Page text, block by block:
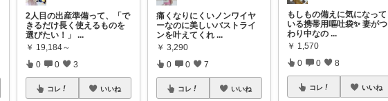
2人目の出産準備って、「で
きるだけ長く使えるものを
選びたい！」
...
￥ 19,184～
0 0 3
コレ いいね
痛くなりにくいノンワイヤ
ーなのに美しいバストライ
ンを叶えてくれ ...
￥ 3,290
0 0 7
コレ いいね
もしもの備えに気になって
いる携帯用嘔吐袋✨ 妻がつ
わり中なの ...
￥ 1,570
0 0 8
コレ いいね